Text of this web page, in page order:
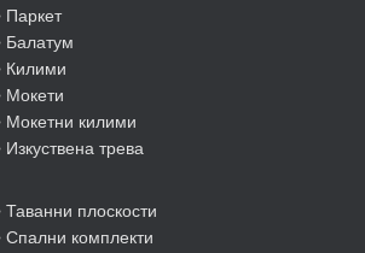
Паркет
Балатум
Килими
Мокети
Мокетни килими
Изкуствена трева
Таванни плоскости
Спални комплекти